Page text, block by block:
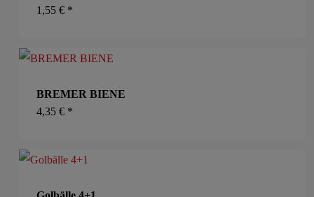
1,55 € *
BREMER BIENE
4,35 € *